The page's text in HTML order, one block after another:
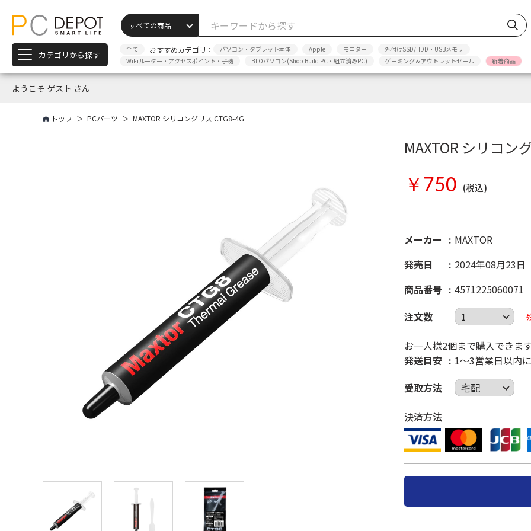
カテゴリから探す 全て おすすめカテゴリ： パソコン・タブレット本体 Apple モニター
外付けSSD/HDD・USBメモリ
WiFiルーター・アクセスポイント・子機
BTOパソコン(Shop Build PC・組立済みPC) ゲーミング＆アウトレットセール 新着商品
ようこそ ゲスト さん
トップ PCパーツ MAXTOR シリコングリス CTG8-4G
MAXTOR シリコン
￥750 (税込)
メーカー
MAXTOR
発売日
2024年08月23日
商品番号
4571225060071
注文数
お一人様2個まで購入できま
発送目安
1～3営業日以内
受取方法
決済方法